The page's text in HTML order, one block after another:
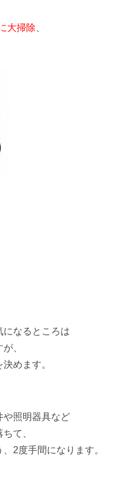
大掃除
になるところは
、
めます。
や照明器具など
て、
2度手間になります。